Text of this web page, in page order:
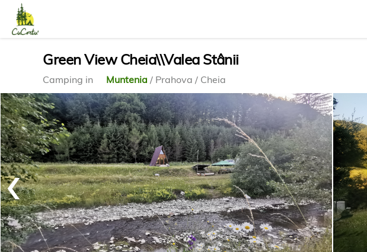
Green View Cheia\\Valea Stânii
Camping in Muntenia / Prahova / Cheia
‹